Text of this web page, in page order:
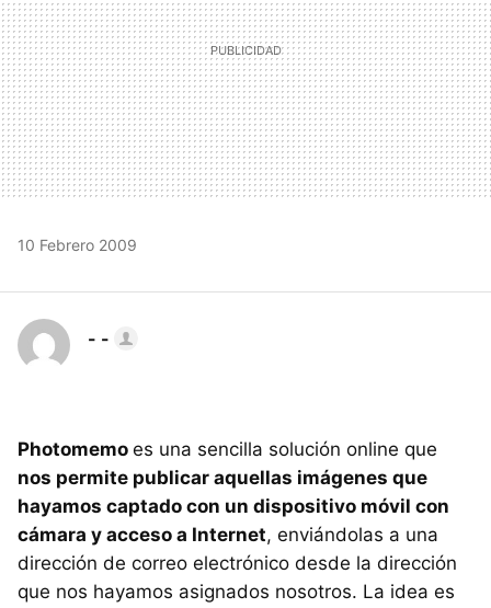
10 Febrero 2009
- -
Photomemo es una sencilla solución online que
nos permite publicar aquellas imágenes que
hayamos captado con un dispositivo móvil con
cámara y acceso a Internet, enviándolas a una
dirección de correo electrónico desde la dirección
que nos hayamos asignados nosotros. La idea es